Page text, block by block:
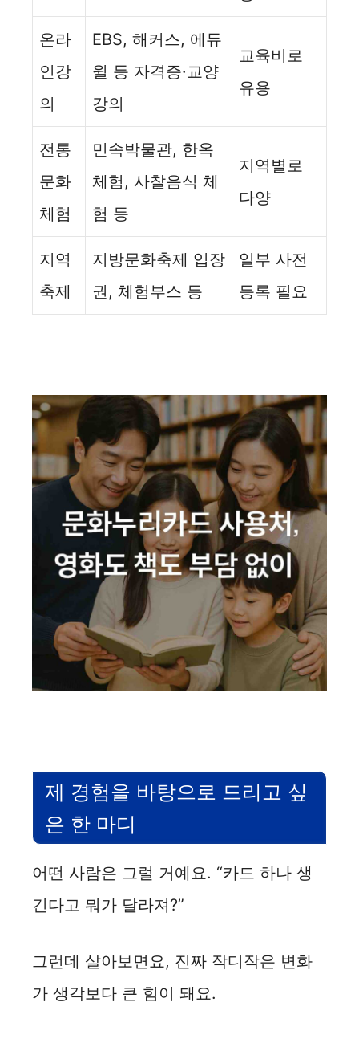
온라
인강
의
EBS, 해커스, 에듀
윌 등 자격증·교양
강의
교육비로
유용
전통
문화
체험
민속박물관, 한옥
체험, 사찰음식 체
험 등
지역별로
다양
지역
축제
지방문화축제 입장
권, 체험부스 등
일부 사전
등록 필요
제 경험을 바탕으로 드리고 싶
은 한 마디
어떤 사람은 그럴 거예요. “카드 하나 생
긴다고 뭐가 달라져?”
그런데 살아보면요, 진짜 작디작은 변화
가 생각보다 큰 힘이 돼요.